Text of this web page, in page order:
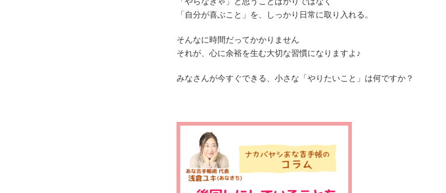
「自分が喜ぶこと」を、しっかり日常に取り入れる。
そんなに時間だってかかりません
それが、心に余裕を生む大切な習慣になりますよ♪
みなさんが今すぐできる、小さな「やりたいこと」は何ですか？